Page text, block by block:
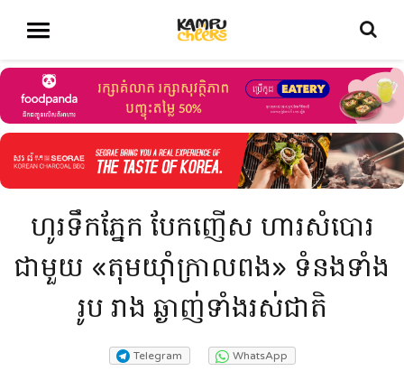
ហូរទឹកភ្នែក បែកញើស ហារសំបោរ
ជាមួយ «តុមយ៉ាំក្រាលពង» ទំនងទាំង
រូប រាង ឆ្ងាញ់ទាំងរស់ជាតិ
Telegram WhatsApp